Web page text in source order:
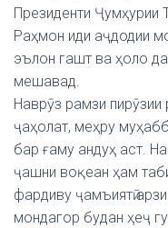
Президенти Ҷумҳурии
Раҳмон иди аҷдодии
эълон гашт ва ҳоло
мешавад.
Наврӯз рамзи пирӯзии
ҷаҳолат, меҳру
бар ғаму андуҳ аст.
ҷашни воқеан ҳам
фардиву ҷамъиятӣ
мондагор будан ҳеҷ